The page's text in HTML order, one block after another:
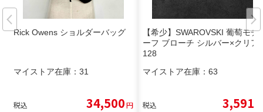
Rick Owens ショルダーバッグ
マイストア在庫： 31
税込 34,500円
【希少】SWAROVSKI 葡萄モチ
ーフ ブローチ シルバー×クリア
128
マイストア在庫： 63
税込 3,591